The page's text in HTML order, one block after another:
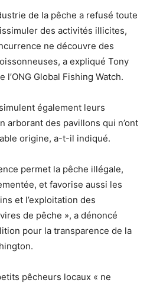
de la pêche a refusé toute
des activités illicites,
ne découvre des
a expliqué Tony
Global Fishing Watch.
également leurs
arborant des pavillons qui n’ont
origine, a-t-il indiqué.
permet la pêche illégale,
et favorise aussi les
et l’exploitation des
de pêche », a dénoncé
pour la transparence de la
pêcheurs locaux « ne